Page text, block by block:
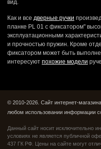
вид.
Как и все дверные ручки
планке PL 01 с фиксатором"
эксплуатационными
и прочностью пружин. Кроме
фиксатором может быть
интересуют похожие модели
© 2010-2026. Сайт интернет-
любом использовании информации
Данный сайт носит исключительно
условиях не является публичной
437 ГК РФ. Цены на сайте могут